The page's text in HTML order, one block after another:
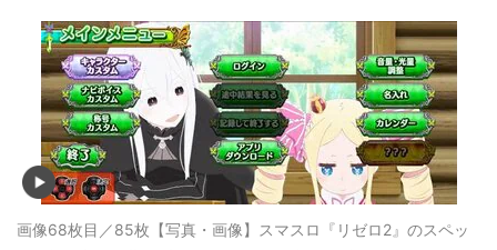
画像68枚目／85枚 【写真・画像】スマスロ『リゼロ2』のスペッ